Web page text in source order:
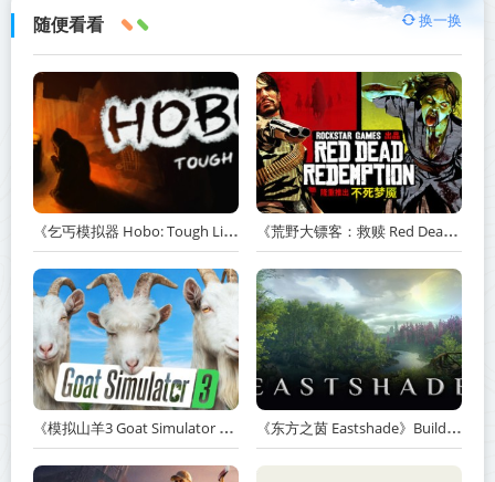
随便看看 换一换
《乞丐模拟器 Hobo: Tough Life》v1.20.010-赠原声带+解锁全人物满级通关存档+多项修改器【单机+联机】丨中文版网盘下载 《荒野大镖客：救赎 Red Dead Redemption》v1.0.42.46611-送修改器丨中文版网盘下载
《模拟山羊3 Goat Simulator 3》v1.2.0.2-全DLC+含重制版【单机+联机】【PC/手机双端】丨中文版网盘下载 《东方之茵 Eastshade》Build.20251455-免安装中文版丨中文版网盘下载